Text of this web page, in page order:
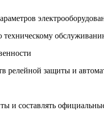
релейной защиты и
и составлять